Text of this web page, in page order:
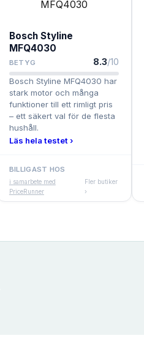
Bosch Styline
MFQ4030
BETYG 8.3/10
Bosch Styline MFQ4030 har
stark motor och många
funktioner till ett rimligt pris
– ett säkert val för de flesta
hushåll.
Läs hela testet ›
BILLIGAST HOS
i samarbete med
PriceRunner
Fler butiker
›